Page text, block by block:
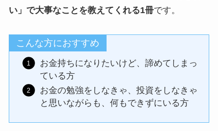
い」で大事なことを教えてくれる1冊です。
こんな方におすすめ
お金持ちになりたいけど、諦めてしまっ
ている方
お金の勉強をしなきゃ、投資をしなきゃ
と思いながらも、何もできずにいる方